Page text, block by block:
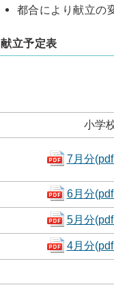
都合により献立の
献立予定表
小学
7月分
6月分
5月分
4月分